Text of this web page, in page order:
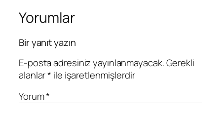
Yorumlar
Bir yanıt yazın
E-posta adresiniz yayınlanmayacak.Gerekli
alanlar* ile işaretlenmişlerdir
Yorum*